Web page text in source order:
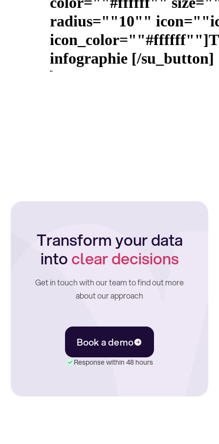
radius=""10""
infographie [/su_button]
"
Transform your data
intoclear decisions
Get in touch with our team to find out more
about our approach
Book a demo
Response within 48 hours